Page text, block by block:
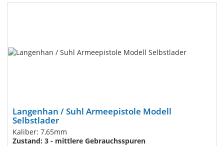
Langenhan / Suhl Armeepistole Modell
Selbstlader
Kaliber: 7,65mm
Zustand: 3 - mittlere Gebrauchsspuren